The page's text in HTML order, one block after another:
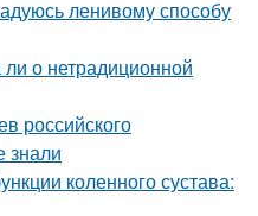
ленивому способу
о нетрадиционной
российского
знали
коленного сустава: